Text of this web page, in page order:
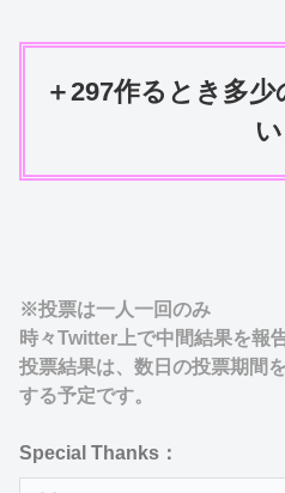
＋297作るとき多
い
※投票は一人一回のみ
時々Twitter上で中間結果を報
投票結果は、数日の投票期間
する予定です。
Special Thanks：